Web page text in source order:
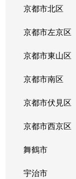
京都市北区
京都市左京区
京都市東山区
京都市南区
京都市伏見区
京都市西京区
舞鶴市
宇治市